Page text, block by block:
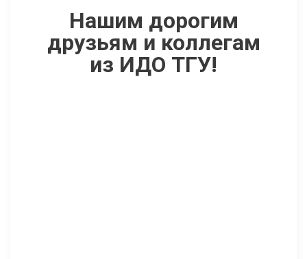
Нашим дорогим
друзьям и коллегам
из ИДО ТГУ!